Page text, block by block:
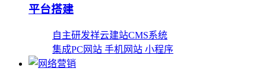
平台搭建
自主研发祥云建站CMS系统
集成PC网站 手机网站 小程序